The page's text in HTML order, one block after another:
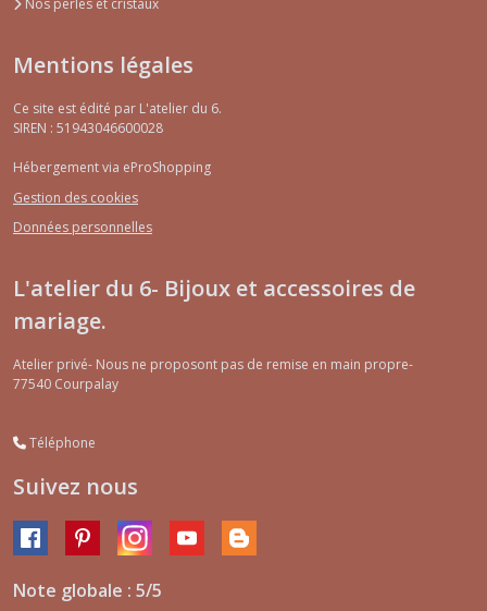
Nos perles et cristaux
Mentions légales
Ce site est édité par L'atelier du 6.
SIREN : 51943046600028
Hébergement via eProShopping
Gestion des cookies
Données personnelles
L'atelier du 6- Bijoux et accessoires de
mariage.
Atelier privé- Nous ne proposont pas de remise en main propre-
77540 Courpalay
Téléphone
Suivez nous
Note globale : 5/5